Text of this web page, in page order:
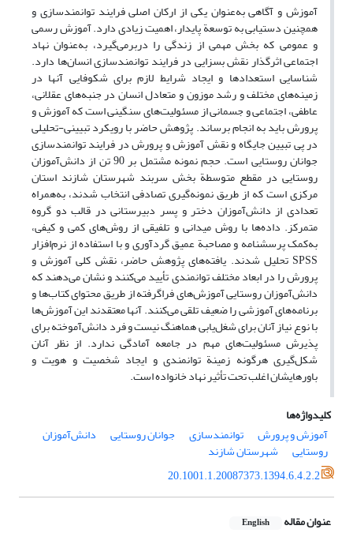
آموزش و آگاهی به‌‌‌عنوان یکی از ارکان اصلی فرایند توانمندسازی و
همچنین دستیابی به توسعة ‌‌پایدار، اهمیت زیادی دارد. آموزش رسمی
و عمومی که بخش مهمی از زندگی را دربرمی‌گیرد، به‌‌‌عنوان نهاد
اجتماعی اثرگذار نقش بسزایی در فرایند توانمندسازی انسان‌‌ها دارد.
شناسایی استعدادها و ایجاد شرایط لازم برای شکوفایی آنها در
زمینه‌‌های مختلف و رشد موزون و متعادل انسان در جنبه‌‌های عقلانی،
عاطفی، اجتماعی و جسمانی از مسئولیت‌‌های سنگینی است که آموزش و
پرورش باید به انجام برساند. پژوهش حاضر با رویکرد تبیینی-تحلیلی
در پی تبیین جایگاه و نقش آموزش و پرورش در فرایند توانمندسازی
جوانان روستایی است. حجم نمونه مشتمل بر 90 تن از دانش‌‌آموزان
روستایی در مقطع متوسطة بخش سربند شهرستان شازند استان
مرکزی است که از طریق نمونه‌‌گیری تصادفی انتخاب شدند، به‌‌‌همراه
تعدادی از دانش‌‌آموزان دختر و پسر دبیرستانی در قالب دو گروه
متمرکز. داده‌‌ها با روش میدانی و تلفیقی از روش‌‌های کمی و کیفی،
به‌‌‌کمک پرسشنامه و مصاحبة عمیق گردآوری و با استفاده از نرم‌‌افزار
SPSS تحلیل شدند. یافته‌‌های پژوهش حاضر، نقش کلی آموزش ‌‌و
پرورش را در ابعاد مختلف توانمندی تأیید می‌کنند و نشان می‌‌دهند که
دانش‌‌آموزان روستایی آموزش‌‌های فراگرفته از طریق محتوای کتاب‌‌ها و
برنامه‌‌های آموزشی را ضعیف تلقی می‌‌کنند. آنها معتقدند این آموزش‌‌ها
با نوع نیاز آنان برای شغل‌‌یابی هماهنگ نیست و فرد دانش‌‌آموخته برای
پذیرش مسئولیت‌‌های مهم در جامعه آمادگی ندارد. از نظر آنان
شکل‌‌گیری هرگونه زمینة ‌‌توانمندی و ایجاد شخصیت و هویت و
باورهایشان اغلب تحت تأثیر نهاد خانواده است.
کلیدواژه‌ها
آموزش ‌‌و پرورش
توانمندسازی جوانان روستایی دانش‌‌آموزان
روستایی
شهرستان شازند
20.1001.1.20087373.1394.6.4.2.2
عنوان مقاله English